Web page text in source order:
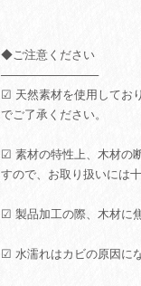
◆ご注意ください
────────────
☑ 天然素材を使用してお
でご了承ください。
☑ 素材の特性上、木材の
すので、お取り扱いには
☑ 製品加工の際、木材に
☑ 水濡れはカビの原因に